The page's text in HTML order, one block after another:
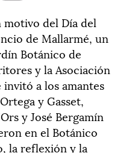
del Día del
de Mallarmé, un
Botánico de
y la Asociación
a los amantes
y Gasset,
y José Bergamín
en el Botánico
la reflexión y la